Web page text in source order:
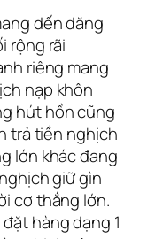
đến đăng
rộng rãi
riêng mang
nạp khôn
hút hồn cũng
trả tiền nghịch
lớn khác đang
giữ gìn
cơ thắng lớn.
hàng dạng 1